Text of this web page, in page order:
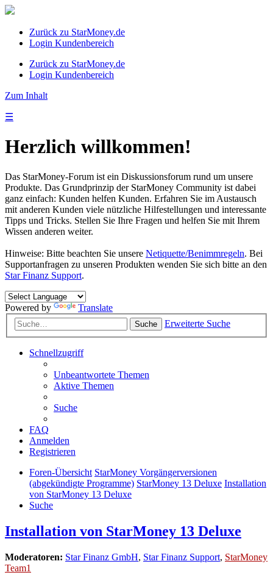
Zurück zu StarMoney.de
Login Kundenbereich
Zurück zu StarMoney.de
Login Kundenbereich
Zum Inhalt
☰
Herzlich willkommen!
Das StarMoney-Forum ist ein Diskussionsforum rund um unsere
Produkte. Das Grundprinzip der StarMoney Community ist dabei
ganz einfach: Kunden helfen Kunden. Erfahren Sie im Austausch
mit anderen Kunden viele nützliche Hilfestellungen und interessante
Tipps und Tricks. Stellen Sie Ihre Fragen und helfen Sie mit Ihrem
Wissen anderen weiter.
Hinweise: Bitte beachten Sie unsere Netiquette/Benimmregeln. Bei
Supportanfragen zu unseren Produkten wenden Sie sich bitte an den
Star Finanz Support.
Powered by Translate
Suche Erweiterte Suche
Schnellzugriff
Unbeantwortete Themen
Aktive Themen
Suche
FAQ
Anmelden
Registrieren
Foren-Übersicht StarMoney Vorgängerversionen
(abgekündigte Programme) StarMoney 13 Deluxe Installation
von StarMoney 13 Deluxe
Suche
Installation von StarMoney 13 Deluxe
Moderatoren: Star Finanz GmbH, Star Finanz Support, StarMoney
Team1